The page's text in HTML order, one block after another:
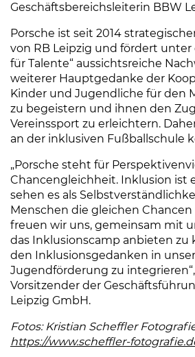
Geschäftsbereichsleiterin BBW
Porsche ist seit 2014
von RB Leipzig und fördert unter
für Talente“ aussichtsreiche
weiterer Hauptgedanke der
Kinder und Jugendliche für den
zu begeistern und ihnen den
Vereinssport zu erleichtern.
an der inklusiven Fußballschule
„Porsche steht für
Chancengleichheit. Inklusion ist
sehen es als
Menschen die gleichen
freuen wir uns, gemeinsam mit
das Inklusionscamp anbieten
den Inklusionsgedanken in
Jugendförderung zu
Vorsitzender der
Leipzig GmbH.
Fotos: Kristian Scheffler
https://www.scheffler-